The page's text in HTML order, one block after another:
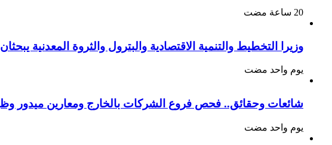
وزيرا التخطيط والتنمية الاقتصادية والبترول والثروة المعدنية
‏يوم واحد مضت
شائعات وحقائق.. فحص فروع الشركات بالخارج ومعارين ميدور
‏يوم واحد مضت